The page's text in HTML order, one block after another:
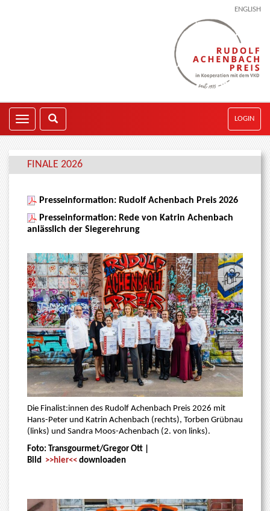
ENGLISH
LOGIN
FINALE 2026
Presseinformation: Rudolf Achenbach Preis 2026
Presseinformation: Rede von Katrin Achenbach
anlässlich der Siegerehrung
Die Finalist:innen des Rudolf Achenbach Preis 2026 mit
Hans-Peter und Katrin Achenbach (rechts), Torben Grübnau
(links) und Sandra Moos-Achenbach (2. von links).
Foto: Transgourmet/Gregor Ott |
Bild >>hier<< downloaden